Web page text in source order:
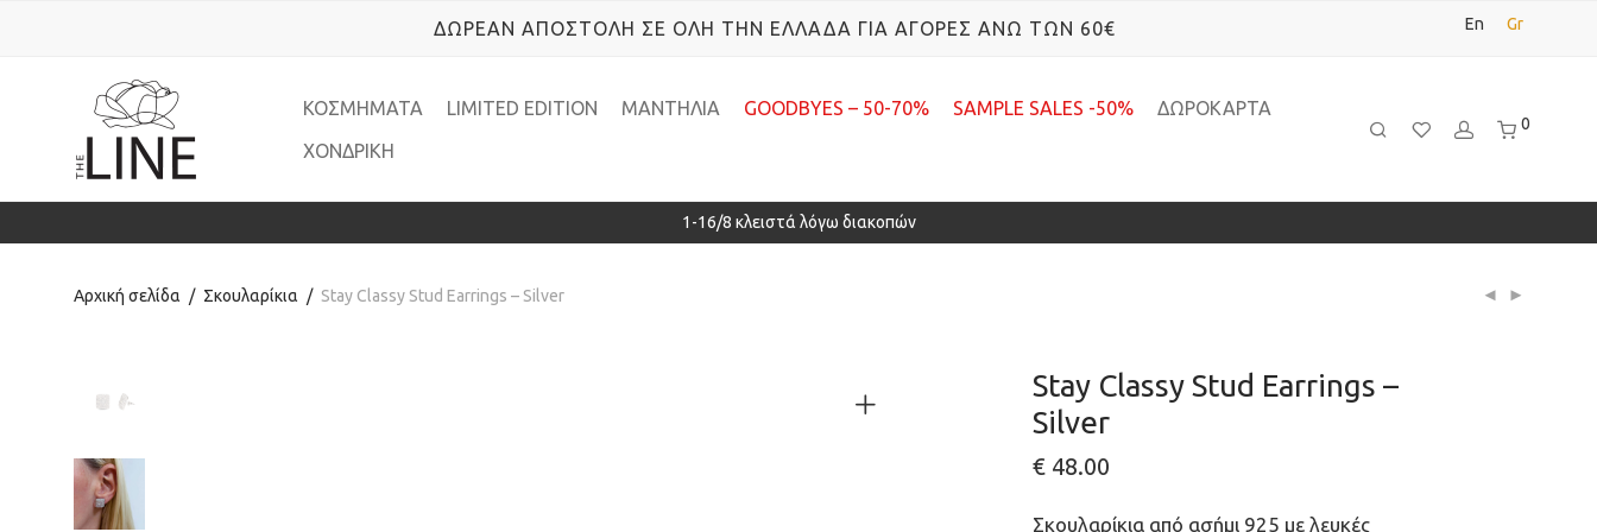
ΚΟΣΜΗΜΑΤΑ LIMITED EDITION ΜΑΝΤΗΛΙΑ GOODBYES – 50-70% SAMPLE SALES -50%
ΔΩΡΟΚΑΡΤΑ
ΧΟΝΔΡΙΚΗ
0
ΔΩΡΕΑΝ ΑΠΟΣΤΟΛΗ ΣΕ ΟΛΗ ΤΗΝ ΕΛΛΑΔΑ ΓΙΑ ΑΓΟΡΕΣ ΑΝΩ ΤΩΝ 60€ En Gr
1-16/8 κλειστά λόγω διακοπών
Αρχική σελίδα / Σκουλαρίκια / Stay Classy Stud Earrings – Silver
Stay Classy Stud Earrings –
Silver
€48.00
Σκουλαρίκια από ασήμι 925 με λευκές